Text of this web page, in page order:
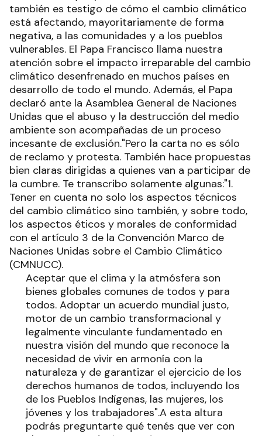
también es testigo de cómo el cambio climático
está afectando, mayoritariamente de forma
negativa, a las comunidades y a los pueblos
vulnerables. El Papa Francisco llama nuestra
atención sobre el impacto irreparable del cambio
climático desenfrenado en muchos países en
desarrollo de todo el mundo. Además, el Papa
declaró ante la Asamblea General de Naciones
Unidas que el abuso y la destrucción del medio
ambiente son acompañadas de un proceso
incesante de exclusión."Pero la carta no es sólo
de reclamo y protesta. También hace propuestas
bien claras dirigidas a quienes van a participar de
la cumbre. Te transcribo solamente algunas:"1.
Tener en cuenta no solo los aspectos técnicos
del cambio climático sino también, y sobre todo,
los aspectos éticos y morales de conformidad
con el artículo 3 de la Convención Marco de
Naciones Unidas sobre el Cambio Climático
(CMNUCC).
Aceptar que el clima y la atmósfera son
bienes globales comunes de todos y para
todos. Adoptar un acuerdo mundial justo,
motor de un cambio transformacional y
legalmente vinculante fundamentado en
nuestra visión del mundo que reconoce la
necesidad de vivir en armonía con la
naturaleza y de garantizar el ejercicio de los
derechos humanos de todos, incluyendo los
de los Pueblos Indígenas, las mujeres, los
jóvenes y los trabajadores".A esta altura
podrás preguntarte qué tenés que ver con